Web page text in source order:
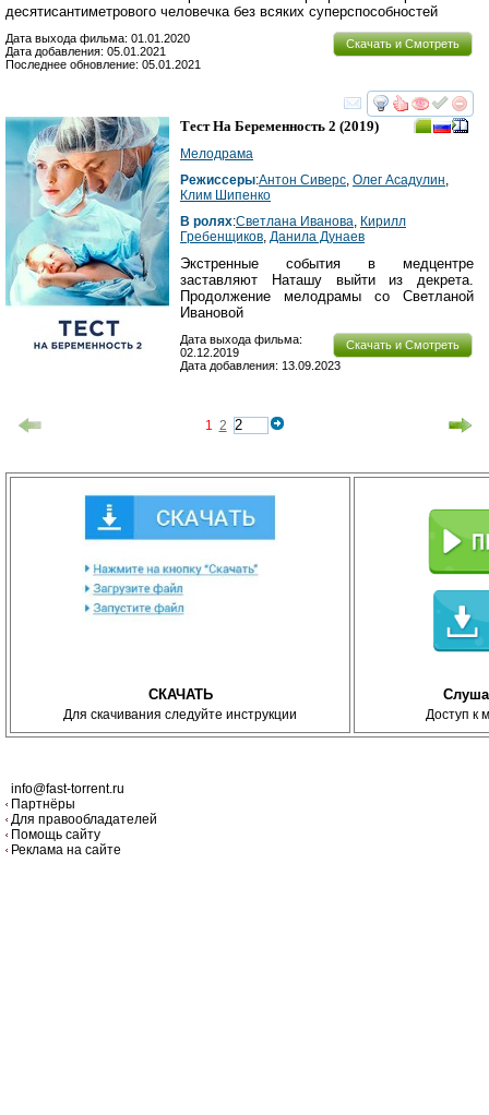
десятисантиметрового человечка без всяких суперспособностей
Скачать и Смотреть
Дата выхода фильма: 01.01.2020
Дата добавления: 05.01.2021
Последнее обновление: 05.01.2021
смотреть
Тест На Беременность 2 (2019)
Мелодрама
Режиссеры:Антон Сиверс, Олег Асадулин,
Клим Шипенко
В ролях:Светлана Иванова, Кирилл
Гребенщиков, Данила Дунаев
Экстренные события в медцентре
заставляют Наташу выйти из декрета.
Продолжение мелодрамы со Светланой
Ивановой
Скачать и Смотреть
Дата выхода фильма:
02.12.2019
Дата добавления: 13.09.2023
1 2
СКАЧАТЬ
Для скачивания следуйте инструкции Доступ к
info@fast-torrent.ru
Партнёры
Для правообладателей
Помощь сайту
Реклама на сайте